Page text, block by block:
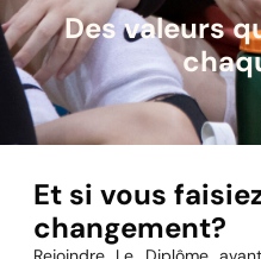
Des valeurs
Et si vous
changement?